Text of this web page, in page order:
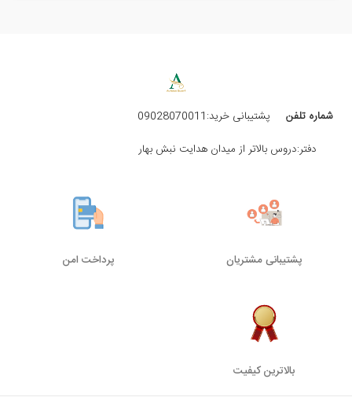
شماره تلفن
پشتیبانی خرید:09028070011
دفتر:دروس بالاتر از میدان هدایت نبش بهار
پشتیبانی مشتریان پرداخت امن
بالاترین کیفیت